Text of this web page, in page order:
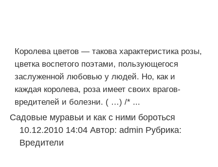
Королева цветов — такова характеристика розы,
цветка воспетого поэтами, пользующегося
заслуженной любовью у людей. Но, как и
каждая королева, роза имеет своих врагов-
вредителей и болезни. ( …) /* ...
Садовые муравьи и как с ними бороться
10.12.2010 14:04 Автор: admin Рубрика:
Вредители